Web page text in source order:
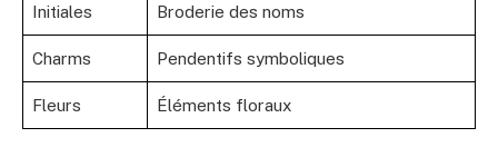
Initiales Broderie des noms
Charms Pendentifs symboliques
Fleurs Éléments floraux